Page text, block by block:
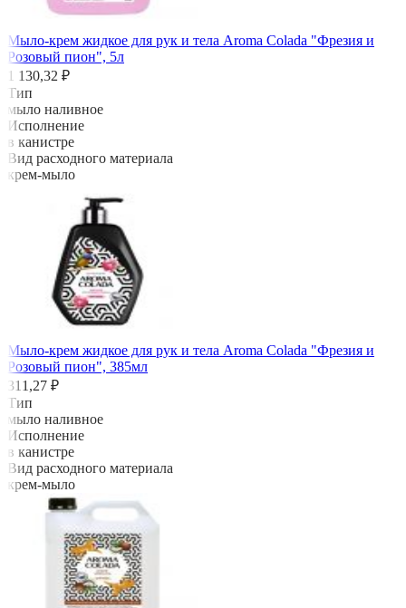
Мыло-крем жидкое для рук и тела Aroma Colada "Фрезия и
Розовый пион", 5л
1 130,32 ₽
Тип
мыло наливное
Исполнение
в канистре
Вид расходного материала
крем-мыло
Мыло-крем жидкое для рук и тела Aroma Colada "Фрезия и
Розовый пион", 385мл
311,27 ₽
Тип
мыло наливное
Исполнение
в канистре
Вид расходного материала
крем-мыло